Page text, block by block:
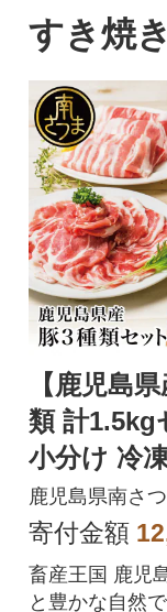
すき焼
【鹿児島
類 計1.5kg
小分け 冷
鹿児島県南さ
寄付金額
畜産王国 鹿児
と豊かな自然